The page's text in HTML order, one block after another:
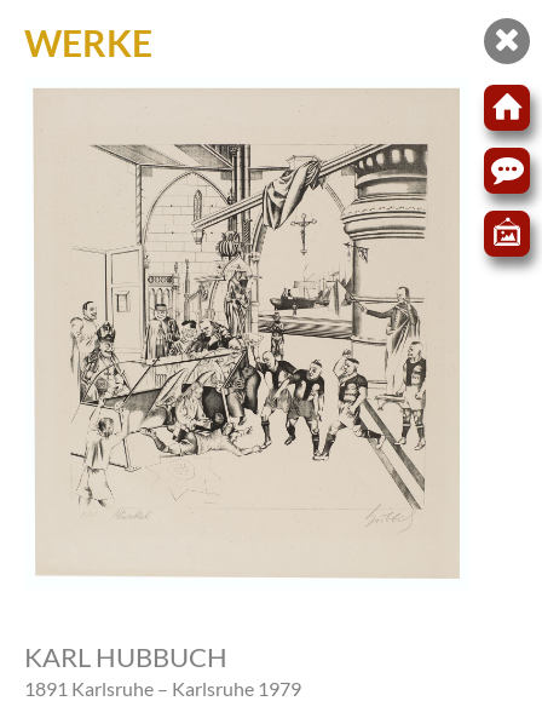
WERKE
KARL HUBBUCH
1891 Karlsruhe – Karlsruhe 1979